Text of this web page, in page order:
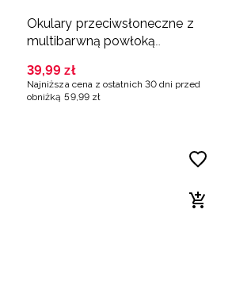
Okulary przeciwsłoneczne z
multibarwną powłoką
39,99 zł
Najniższa cena z ostatnich 30 dni przed
obniżką 59,99 zł